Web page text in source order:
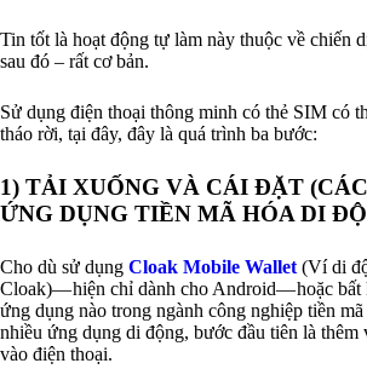
Tin tốt là hoạt động tự làm này thuộc về chiến
sau đó – rất cơ bản.
Sử dụng điện thoại thông minh có thẻ SIM có
tháo rời, tại đây, đây là quá trình ba bước:
1) TẢI XUỐNG VÀ CÁI ĐẶT
ỨNG DỤNG TIỀN MÃ HÓA DI
Cho dù sử dụng Cloak Mobile Wallet (Ví di
Cloak)— hiện chỉ dành cho Android— hoặc bất
ứng dụng nào trong ngành công nghiệp tiền mã
nhiều ứng dụng di động, bước đầu tiên là thêm
vào điện thoại.